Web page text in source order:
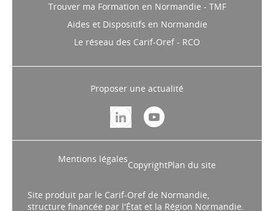
Trouver ma Formation en Normandie - TMF
Aides et Dispositifs en Normandie
Le réseau des Carif-Oref - RCO
Proposer une actualité
Mentions légales
CopyrightPlan du site
Site produit par le Carif-Oref de Normandie,
structure financée par l'État et la Région Normandie.